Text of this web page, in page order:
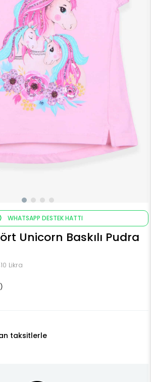
WHATSAPP DESTEK HATTI
Unicorn Baskılı Pudra
Likra
taksitlerle